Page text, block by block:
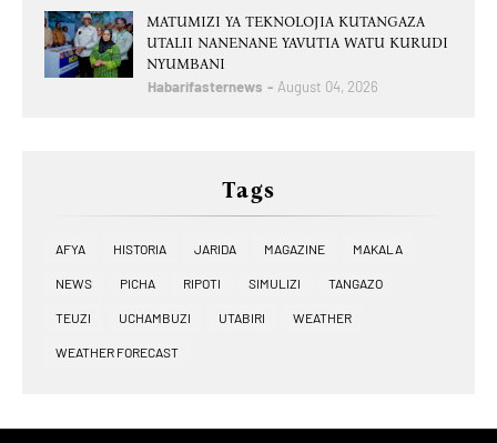
MATUMIZI YA TEKNOLOJIA KUTANGAZA
UTALII NANENANE YAVUTIA WATU KURUDI
NYUMBANI
Habarifasternews August 04, 2026
Tags
AFYA HISTORIA JARIDA MAGAZINE MAKALA
NEWS PICHA RIPOTI SIMULIZI TANGAZO
TEUZI UCHAMBUZI UTABIRI WEATHER
WEATHER FORECAST